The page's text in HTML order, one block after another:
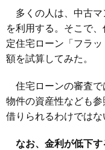
多くの人は、中古マ
を利用する。そこで
定住宅ローン「フラ
額を試算してみた。
住宅ローンの審査で
物件の資産性なども
借りられるわけではな
なお、金利が低下